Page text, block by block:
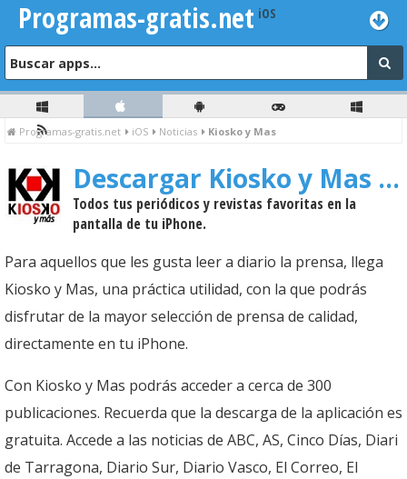
Programas-gratis.net
Programas-gratis.net iOS Noticias Kiosko y Mas
Descargar Kiosko y Mas
Todos tus periódicos y revistas favoritas en la
pantalla de tu iPhone.
Para aquellos que les gusta leer a diario la prensa, llega
Kiosko y Mas, una práctica utilidad, con la que podrás
disfrutar de la mayor selección de prensa de calidad,
directamente en tu iPhone.
Con Kiosko y Mas podrás acceder a cerca de 300
publicaciones. Recuerda que la descarga de la aplicación es
gratuita. Accede a las noticias de ABC, AS, Cinco Días, Diari
de Tarragona, Diario Sur, Diario Vasco, El Correo, El